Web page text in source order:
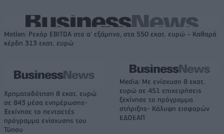
Metlen: Ρεκόρ EBITDA στο α' εξάμηνο, στα 550 εκατ. ευρώ – Καθαρά
κέρδη 313 εκατ. ευρώ
Χρηματοδότηση 8 εκατ. ευρώ
σε 843 μέσα ενημέρωσης-
Ξεκίνησε το πενταετές
πρόγραμμα ενίσχυσης του
Τύπου
Media: Με ενίσχυση 8 εκατ.
ευρώ σε 451 επιχειρήσεις
ξεκίνησε το πρόγραμμα
στήριξης- Κάλυψη εισφορών
ΕΔΟΕΑΠ